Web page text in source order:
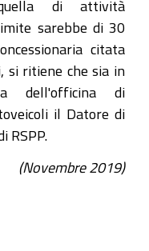
di attività
sarebbe di 30
citata
si ritiene che sia in
dell'officina di
il Datore di
RSPP.
(Novembre 2019)